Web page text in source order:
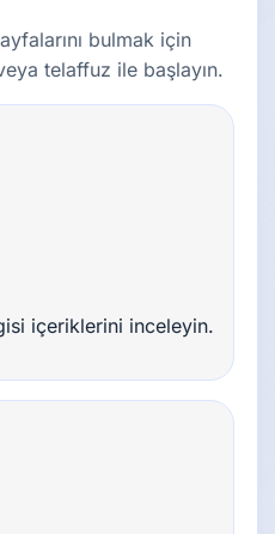
bulmak için
telaffuz ile başlayın.
içeriklerini inceleyin.